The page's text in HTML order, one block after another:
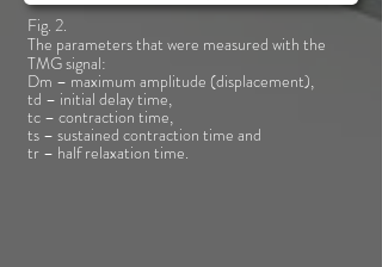
Fig. 2.
The parameters that were measured with the
TMG signal:
Dm – maximum amplitude (displacement),
td – initial delay time,
tc – contraction time,
ts – sustained contraction time and
tr – half relaxation time.